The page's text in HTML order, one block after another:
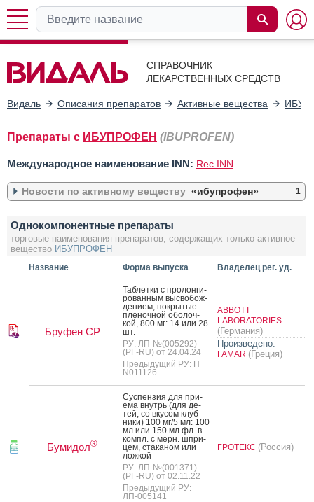
СПРАВОЧНИК
ЛЕКАРСТВЕННЫХ СРЕДСТВ
Видаль Описания препаратов Активные вещества
Препараты с ИБУПРОФЕН (IBUPROFEN)
Международное наименование INN: Rec.INN
Новости по активному веществу «ибупрофен» 1
содержащих в качестве действующего вещества ибупрофен в
лекарственной форме сусп. д/приема внутрь
10.04.2015
Однокомпонентные препараты
торговые наименования препаратов, содержащих только активное
вещество ИБУПРОФЕН
Название Форма выпуска Владелец рег. уд.
Бруфен СР
Таб­летки с про­лон­ги­
рован­ным выс­во­бож­
де­ни­ем, пок­ры­тые
пле­ноч­ной обо­лоч­
кой, 800 мг: 14 или 28
шт.
РУ: ЛП-№(005292)-
(РГ-RU) от 24.04.24
Предыдущий РУ: П
N011126
ABBOTT
LABORATORIES
(Германия)
Произведено:
FAMAR (Греция)
Бумидол®
Сус­пензия для при­
ема внутрь (для де­
тей, со вку­сом клуб­
ни­ки) 100 мг/5 мл: 100
мл или 150 мл фл. в
компл. с мерн. шпри­
цем, ста­каном или
лож­кой
РУ: ЛП-№(001371)-
(РГ-RU) от 02.11.22
Предыдущий РУ:
ЛП-005141
ГРОТЕКС (Россия)